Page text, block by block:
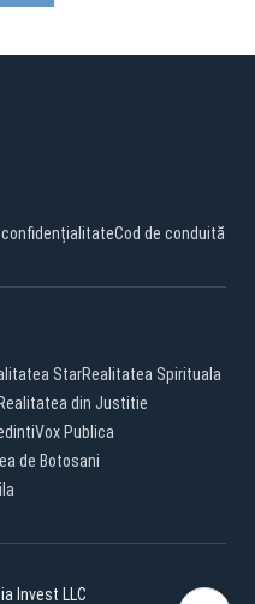
Cod de conduită
StarRealitatea Spirituala
Realitatea din Justitie
Vox Publica
de Botosani
Invest LLC